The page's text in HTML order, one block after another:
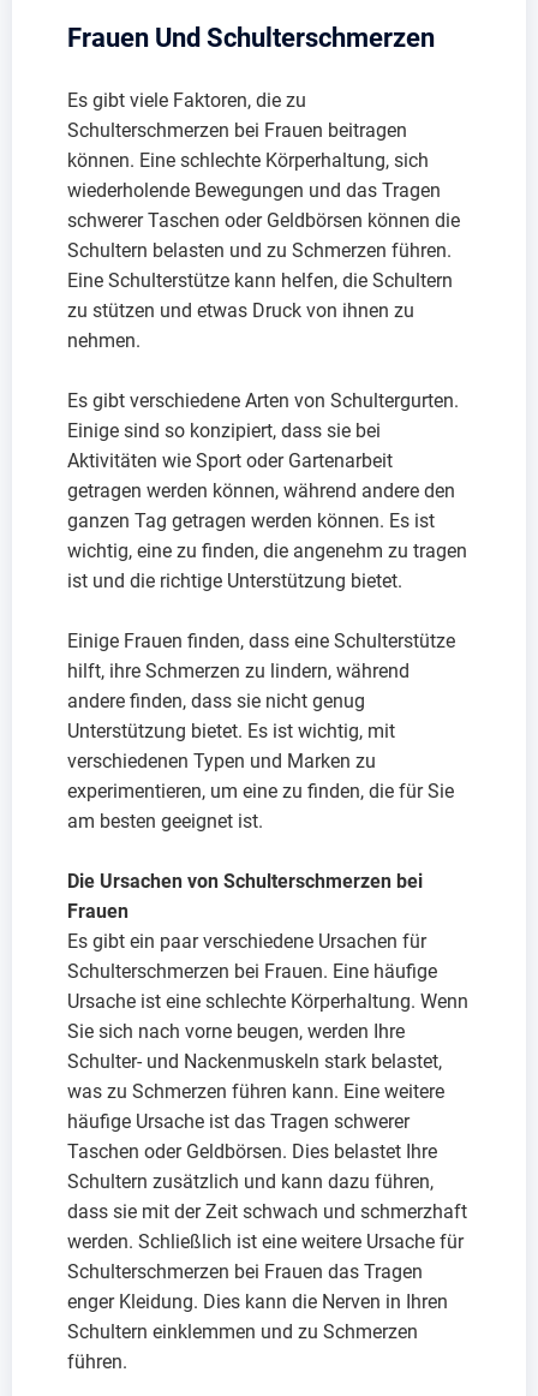
Frauen Und Schulterschmerzen
Es gibt viele Faktoren, die zu
Schulterschmerzen bei Frauen beitragen
können. Eine schlechte Körperhaltung, sich
wiederholende Bewegungen und das Tragen
schwerer Taschen oder Geldbörsen können die
Schultern belasten und zu Schmerzen führen.
Eine Schulterstütze kann helfen, die Schultern
zu stützen und etwas Druck von ihnen zu
nehmen.
Es gibt verschiedene Arten von Schultergurten.
Einige sind so konzipiert, dass sie bei
Aktivitäten wie Sport oder Gartenarbeit
getragen werden können, während andere den
ganzen Tag getragen werden können. Es ist
wichtig, eine zu finden, die angenehm zu tragen
ist und die richtige Unterstützung bietet.
Einige Frauen finden, dass eine Schulterstütze
hilft, ihre Schmerzen zu lindern, während
andere finden, dass sie nicht genug
Unterstützung bietet. Es ist wichtig, mit
verschiedenen Typen und Marken zu
experimentieren, um eine zu finden, die für Sie
am besten geeignet ist.
Die Ursachen von Schulterschmerzen bei
Frauen
Es gibt ein paar verschiedene Ursachen für
Schulterschmerzen bei Frauen. Eine häufige
Ursache ist eine schlechte Körperhaltung. Wenn
Sie sich nach vorne beugen, werden Ihre
Schulter- und Nackenmuskeln stark belastet,
was zu Schmerzen führen kann. Eine weitere
häufige Ursache ist das Tragen schwerer
Taschen oder Geldbörsen. Dies belastet Ihre
Schultern zusätzlich und kann dazu führen,
dass sie mit der Zeit schwach und schmerzhaft
werden. Schließlich ist eine weitere Ursache für
Schulterschmerzen bei Frauen das Tragen
enger Kleidung. Dies kann die Nerven in Ihren
Schultern einklemmen und zu Schmerzen
führen.